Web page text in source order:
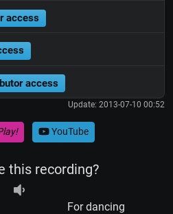
access
access
Update: 2013-07-10 00:52
YouTube
this recording?
For dancing